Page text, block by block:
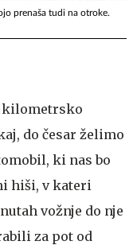
prenaša tudi na otroke.
do česar želimo
ki nas bo
hiši, v kateri
vožnje do nje
za pot od